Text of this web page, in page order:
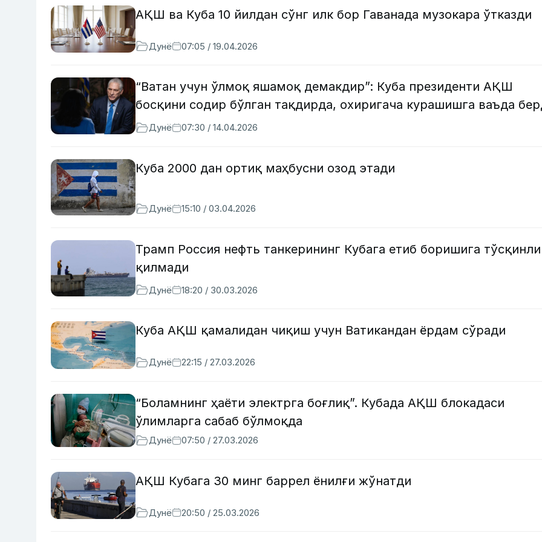
АҚШ ва Куба 10 йилдан сўнг илк бор Гаванада музокара ўтказди
Дунё 07:05 / 19.04.2026
“Ватан учун ўлмоқ яшамоқ демакдир”: Куба президенти АҚШ
босқини содир бўлган тақдирда, охиригача курашишга ваъда
Дунё 07:30 / 14.04.2026
Куба 2000 дан ортиқ маҳбусни озод этади
Дунё 15:10 / 03.04.2026
Трамп Россия нефть танкерининг Кубага етиб боришига
қилмади
Дунё 18:20 / 30.03.2026
Куба АҚШ қамалидан чиқиш учун Ватикандан ёрдам сўради
Дунё 22:15 / 27.03.2026
“Боламнинг ҳаёти электрга боғлиқ”. Кубада АҚШ блокадаси
ўлимларга сабаб бўлмоқда
Дунё 07:50 / 27.03.2026
АҚШ Кубага 30 минг баррел ёнилғи жўнатди
Дунё 20:50 / 25.03.2026